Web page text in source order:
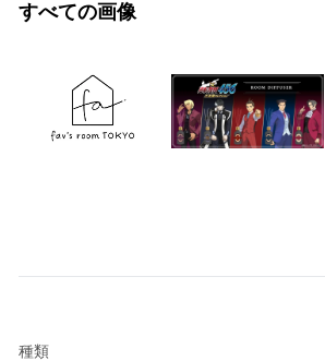
すべての画像
種類